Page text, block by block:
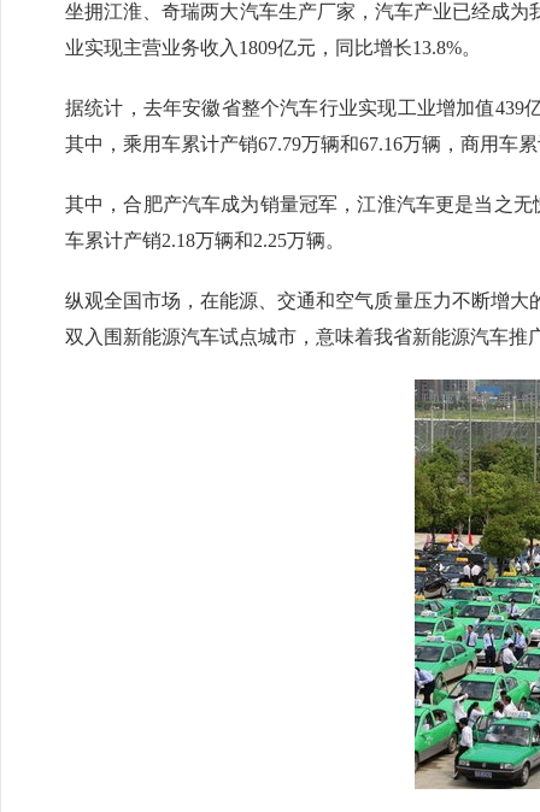
坐拥江淮、奇瑞两大汽车生产厂家，汽车产业已经成
业实现主营业务收入1809亿元，同比增长13.8%。
据统计，去年安徽省整个汽车行业实现工业增加值439
其中，乘用车累计产销67.79万辆和67.16万辆，商用车
其中，合肥产汽车成为销量冠军，江淮汽车更是当之无
车累计产销2.18万辆和2.25万辆。
纵观全国市场，在能源、交通和空气质量压力不断增
双入围新能源汽车试点城市，意味着我省新能源汽车推